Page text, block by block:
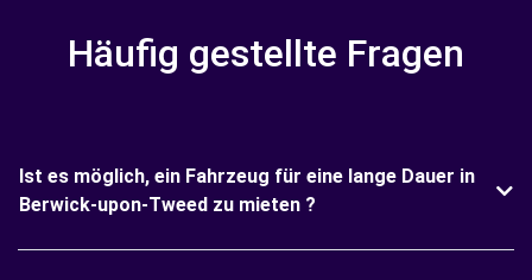
Häufig gestellte Fragen
Ist es möglich, ein Fahrzeug für eine lange Dauer in
Berwick-upon-Tweed zu mieten ?